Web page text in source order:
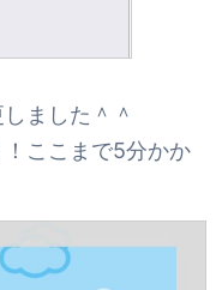
ました＾＾
ここまで5分かか